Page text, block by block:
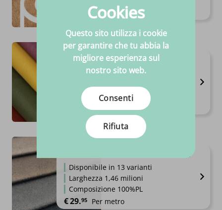
Il prezzo originale era: €20.95.
€18.95 Il prezzo attuale è: €18.95.
Per metro
Biancheria
Disponibile in 27 varianti
Composizione 100%LI
95
Pelle scamosciata+ / Alcantara
Disponibile in 13 varianti
Larghezza 1,46 milioni
Composizione 100%PL
€29.95 Per metro
Cookies
Questo sito utilizza i cookie
per garantire che tu abbia la
migliore esperienza sul
nostro sito web.
Consenti
Rifiuta